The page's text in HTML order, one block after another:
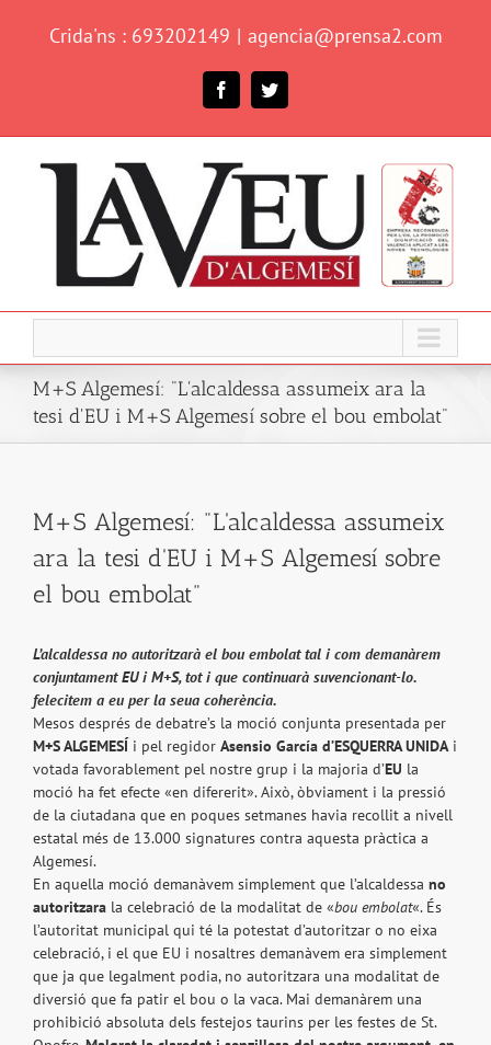
Crida'ns : 693202149 | agencia@prensa2.com
FacebookTwitter
M+S Algemesí: "L'alcaldessa assumeix ara la
tesi d'EU i M+S Algemesí sobre el bou embolat"
M+S Algemesí: "L'alcaldessa assumeix
ara la tesi d'EU i M+S Algemesí sobre
el bou embolat"
L’alcaldessa no autoritzarà el bou embolat tal i com demanàrem
conjuntament EU i M+S, tot i que continuarà suvencionant-lo.
felecitem a eu per la seua coherència.
Mesos després de debatre’s la moció conjunta presentada per
M+S ALGEMESÍ i pel regidor Asensio García d’ESQUERRA UNIDAi
votada favorablement pel nostre grup i la majoria d’EU la
moció ha fet efecte «en difererit». Això, òbviament i la pressió
de la ciutadana que en poques setmanes havia recollit a nivell
estatal més de 13.000 signatures contra aquesta pràctica a
Algemesí.
En aquella moció demanàvem simplement que l’alcaldessa no
autoritzara la celebració de la modalitat de «bou embolat«. És
l’autoritat municipal qui té la potestat d’autoritzar o no eixa
celebració, i el que EU i nosaltres demanàvem era simplement
que ja que legalment podia, no autoritzara una modalitat de
diversió que fa patir el bou o la vaca. Mai demanàrem una
prohibició absoluta dels festejos taurins per les festes de St.